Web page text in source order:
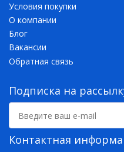
Условия покупки
О компании
Блог
Вакансии
Обратная связь
Подписка на
Контактная